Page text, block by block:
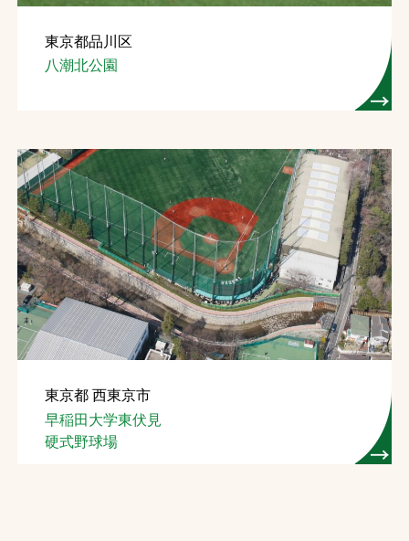
東京都品川区
八潮北公園
東京都 西東京市
早稲田大学東伏見
硬式野球場